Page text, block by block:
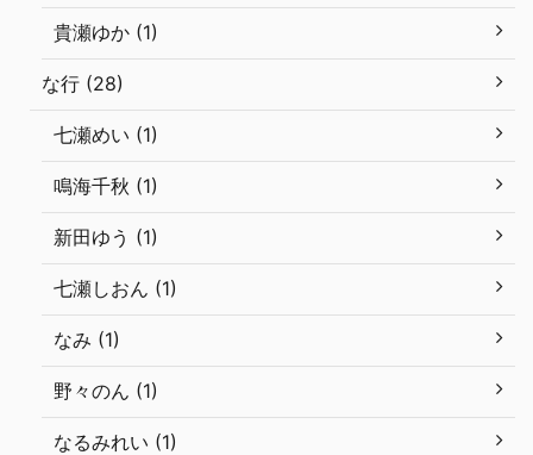
貴瀬ゆか (1)
な行 (28)
七瀬めい (1)
鳴海千秋 (1)
新田ゆう (1)
七瀬しおん (1)
なみ (1)
野々のん (1)
なるみれい (1)